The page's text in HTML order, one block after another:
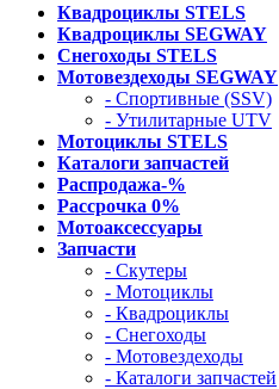
Квадроциклы STELS
Квадроциклы SEGWAY
Снегоходы STELS
Мотовездеходы SEGWAY
- Спортивные (SSV)
- Утилитарные UTV
Мотоциклы STELS
Каталоги запчастей
Распродажа-%
Рассрочка 0%
Мотоаксессуары
Запчасти
- Скутеры
- Мотоциклы
- Квадроциклы
- Снегоходы
- Мотовездеходы
- Каталоги запчастей